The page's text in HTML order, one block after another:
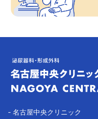
- 名古屋中央クリニック